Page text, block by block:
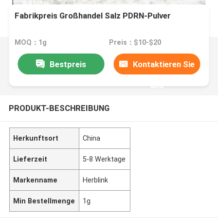
Fabrikpreis Großhandel Salz PDRN-Pulver
MOQ：1g Preis：$10-$20
Bestpreis Kontaktieren Sie
uns
PRODUKT-BESCHREIBUNG
Herkunftsort China
Lieferzeit 5-8 Werktage
Markenname Herblink
Min Bestellmenge 1g